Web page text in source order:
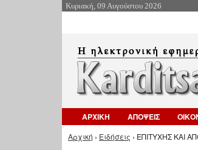
Κυριακή, 09 Αυγούστου 2026
ΑΡΧΙΚΗ ΑΠΟΨΕΙΣ
Είστε εδώ
Αρχική › Ειδήσεις › ΕΠΙΤΥΧΗΣ ΚΑΙ